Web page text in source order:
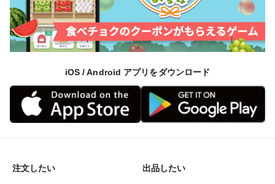
iOS / Android アプリをダウンロード
注文したい 出品したい